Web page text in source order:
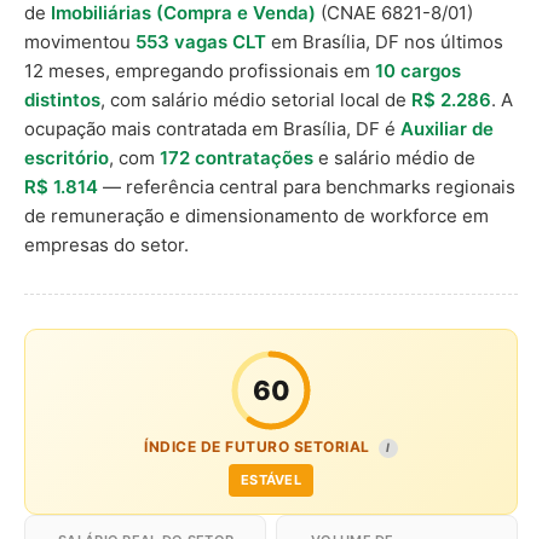
de Imobiliárias (Compra e Venda) (CNAE 6821-8/01)
movimentou 553 vagas CLT em Brasília, DF nos últimos
12 meses, empregando profissionais em 10 cargos
distintos, com salário médio setorial local de R$ 2.286. A
ocupação mais contratada em Brasília, DF é Auxiliar de
escritório, com 172 contratações e salário médio de
R$ 1.814 — referência central para benchmarks regionais
de remuneração e dimensionamento de workforce em
empresas do setor.
60
ÍNDICE DE FUTURO SETORIAL I
ESTÁVEL